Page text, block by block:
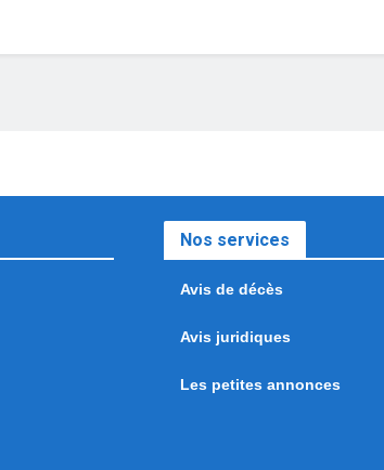
Nos services
Avis de décès
Avis juridiques
Les petites annonces